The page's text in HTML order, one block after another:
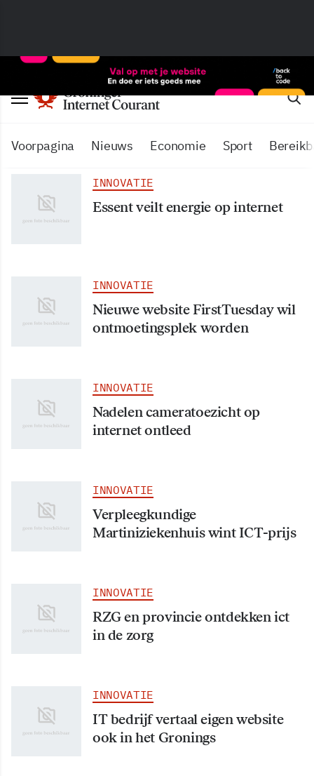
Voorpagina Nieuws Economie Sport
INNOVATIE
Essent veilt energie op internet
INNOVATIE
Nieuwe website FirstTuesday wil
ontmoetingsplek worden
INNOVATIE
Nadelen cameratoezicht op
internet ontleed
INNOVATIE
Verpleegkundige
Martiniziekenhuis wint ICT-prijs
INNOVATIE
RZG en provincie ontdekken ict
in de zorg
INNOVATIE
IT bedrijf vertaal eigen website
ook in het Gronings